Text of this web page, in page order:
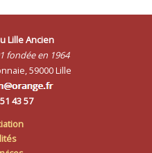
Lille Ancien
fondée en 1964
59000 Lille
43 57